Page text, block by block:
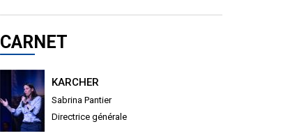
CARNET
KARCHER
Sabrina Pantier
Directrice générale